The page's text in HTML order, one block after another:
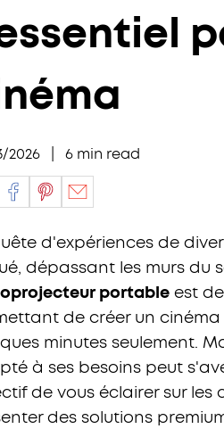
2026 6 min read
d'expériences de
dépassant les murs du
portable est
de créer un
minutes seulement.
à ses besoins peut
de vous éclairer sur les
des solutions